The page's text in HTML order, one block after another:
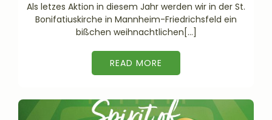
Als letzes Aktion in diesem Jahr werden wir in der St.
Bonifatiuskirche in Mannheim-Friedrichsfeld ein
bißchen weihnachtlichen[…]
READ MORE